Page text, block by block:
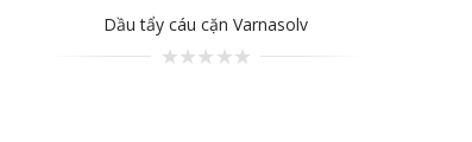
Dầu tẩy cáu cặn Varnasolv